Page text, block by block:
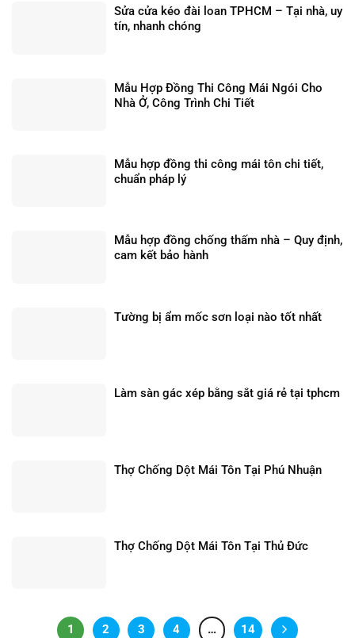
Sửa cửa kéo đài loan TPHCM – Tại nhà, uy
tín, nhanh chóng
Mẫu Hợp Đồng Thi Công Mái Ngói Cho
Nhà Ở, Công Trình Chi Tiết
Mẫu hợp đồng thi công mái tôn chi tiết,
chuẩn pháp lý
Mẫu hợp đồng chống thấm nhà – Quy định,
cam kết bảo hành
Tường bị ẩm mốc sơn loại nào tốt nhất
Làm sàn gác xép bằng sắt giá rẻ tại tphcm
Thợ Chống Dột Mái Tôn Tại Phú Nhuận
Thợ Chống Dột Mái Tôn Tại Thủ Đức
1 2 3 4 … 14